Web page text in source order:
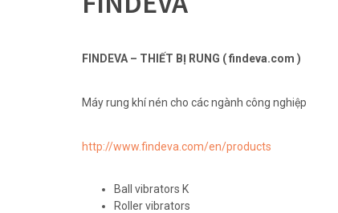
FINDEVA – THIẾT BỊ RUNG ( findeva.com )
Máy rung khí nén cho các ngành công nghiệp
http://www.findeva.com/en/products
Ball vibrators K
Roller vibrators